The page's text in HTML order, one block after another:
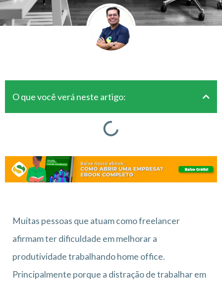
O que você verá neste artigo:
Muitas pessoas que atuam como freelancer
afirmam ter dificuldade em melhorar a
produtividade trabalhando home office.
Principalmente porque a distração de trabalhar em